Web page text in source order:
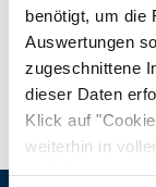
benötigt, um die
Auswertungen
zugeschnittene
dieser Daten
Klick auf
weiterhin in
steht in unserer
Infos